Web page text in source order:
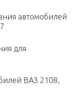
автомобилей
для
ВАЗ 2108,